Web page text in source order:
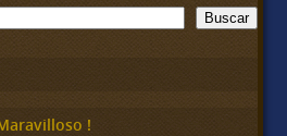
Buscar
!